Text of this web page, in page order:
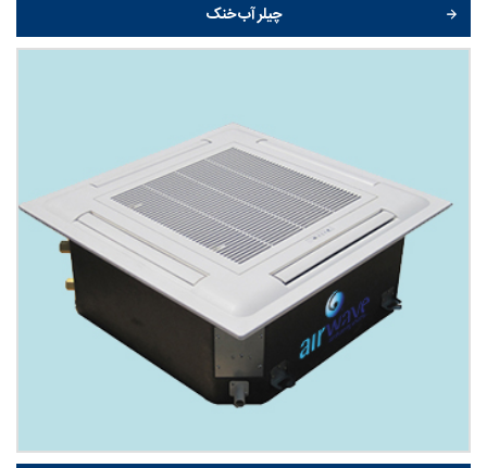
چیلر آب خنک